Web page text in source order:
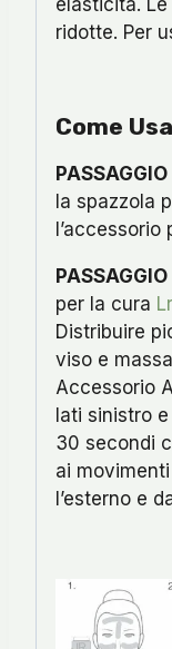
elasticità.
ridotte. Per
Come
PASSAGGIO
la spazzola
l’accessorio
per la cura
Distribuire
viso e
Accessorio
lati sinistro
30 secondi
ai
l’esterno e